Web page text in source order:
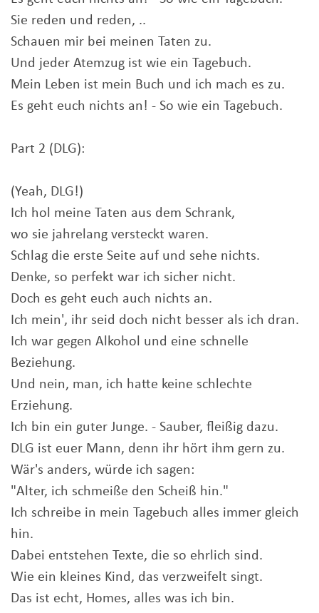
Sie reden und reden, ..
Schauen mir bei meinen Taten zu.
Und jeder Atemzug ist wie ein Tagebuch.
Mein Leben ist mein Buch und ich mach es zu.
Es geht euch nichts an! - So wie ein Tagebuch.
Part 2 (DLG):
(Yeah, DLG!)
Ich hol meine Taten aus dem Schrank,
wo sie jahrelang versteckt waren.
Schlag die erste Seite auf und sehe nichts.
Denke, so perfekt war ich sicher nicht.
Doch es geht euch auch nichts an.
Ich mein', ihr seid doch nicht besser als ich dran.
Ich war gegen Alkohol und eine schnelle
Beziehung.
Und nein, man, ich hatte keine schlechte
Erziehung.
Ich bin ein guter Junge. - Sauber, fleißig dazu.
DLG ist euer Mann, denn ihr hört ihm gern zu.
Wär's anders, würde ich sagen:
"Alter, ich schmeiße den Scheiß hin."
Ich schreibe in mein Tagebuch alles immer gleich
hin.
Dabei entstehen Texte, die so ehrlich sind.
Wie ein kleines Kind, das verzweifelt singt.
Das ist echt, Homes, alles was ich bin.